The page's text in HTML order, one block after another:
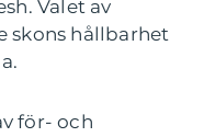
Valet av
skons hållbarhet
för- och